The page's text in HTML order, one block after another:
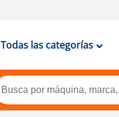
Todas las categorías